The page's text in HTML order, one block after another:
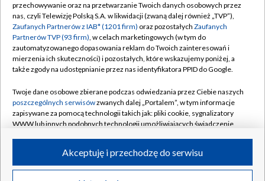
Abonament TVP
Sklep TVP
Biuro Reklamy
Oferta Handlowa
Emisja w TVP
Rada Programowa
Ogłoszenia przetargowe
Akademia Telewizyjna
Informacje o nadawcy
Regulamin TVP
Polityka prywatności
Moje zgody
Biuro reklamy
Kanały
©2026 Telewizja Polska Spółka Akcyjna w likwidacji
przechowywanie oraz na przetwarzanie Twoich danych osobowych przez
nas, czyli Telewizję Polską S.A. w likwidacji (zwaną dalej również „TVP”),
Zaufanych Partnerów z IAB* (1201 firm) oraz pozostałych Zaufanych
Partnerów TVP (93 firm), w celach marketingowych (w tym do
zautomatyzowanego dopasowania reklam do Twoich zainteresowań i
mierzenia ich skuteczności) i pozostałych, które wskazujemy poniżej, a
także zgody na udostępnianie przez nas identyfikatora PPID do Google.
Twoje dane osobowe zbierane podczas odwiedzania przez Ciebie naszych
poszczególnych serwisówzwanych dalej „Portalem”, w tym informacje
zapisywane za pomocą technologii takich jak: pliki cookie, sygnalizatory
WWW lub innych podobnych technologii umożliwiających świadczenie
ruchu w Internecie.
Twoje dane osobowe zbierane podczas odwiedzania przez Ciebie
Akceptuję i przechodzę do serwisu